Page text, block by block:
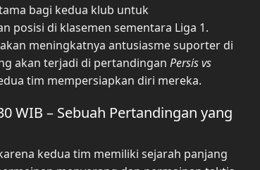
bagi kedua klub untuk
posisi di klasemen sementara Liga 1.
meningkatnya antusiasme suporter di
akan terjadi di pertandingan Persis vs
tim mempersiapkan diri mereka.
WIB – Sebuah Pertandingan yang
kedua tim memiliki sejarah panjang